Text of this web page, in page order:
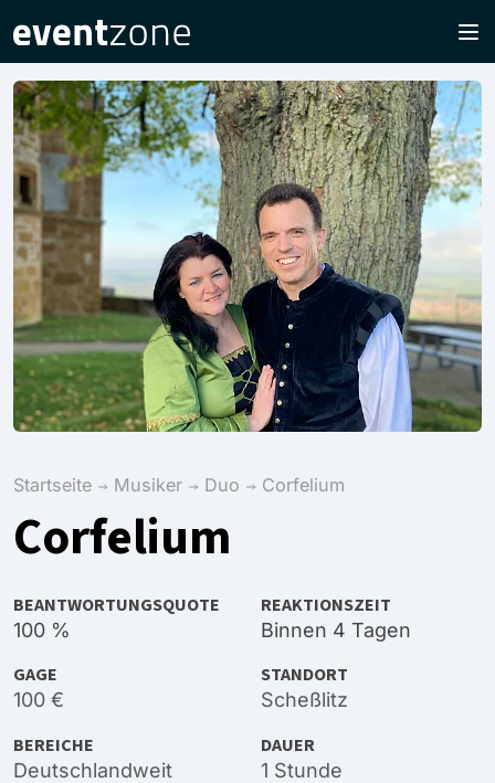
Startseite Musiker Duo Corfelium
Corfelium
BEANTWORTUNGSQUOTE
100 %
REAKTIONSZEIT
Binnen 4 Tagen
GAGE
100 €
STANDORT
Scheßlitz
BEREICHE
Deutschlandweit
DAUER
1 Stunde